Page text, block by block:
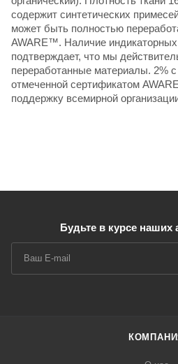
содержит синтетических
может быть полностью
AWARE™. Наличие
подтверждает, что мы
переработанные материалы. 2%
отмеченной сертификатом
поддержку всемирной
Будьте в курсе наших